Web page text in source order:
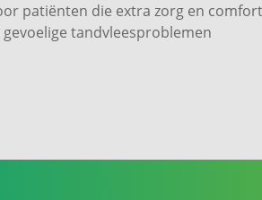
patiënten die extra zorg en
tandvleesproblemen